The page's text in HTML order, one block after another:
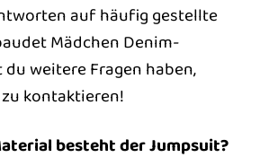
auf häufig gestellte
Mädchen Denim-
weitere Fragen haben,
kontaktieren!
besteht der Jumpsuit?